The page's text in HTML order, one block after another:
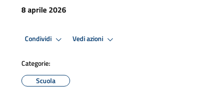
8 aprile 2026
Condividi Vedi azioni
Categorie:
Scuola